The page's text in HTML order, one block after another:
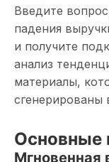
Введите
падения
и получите
анализ
материалы,
сгенерированы
Основные
Мгновенная